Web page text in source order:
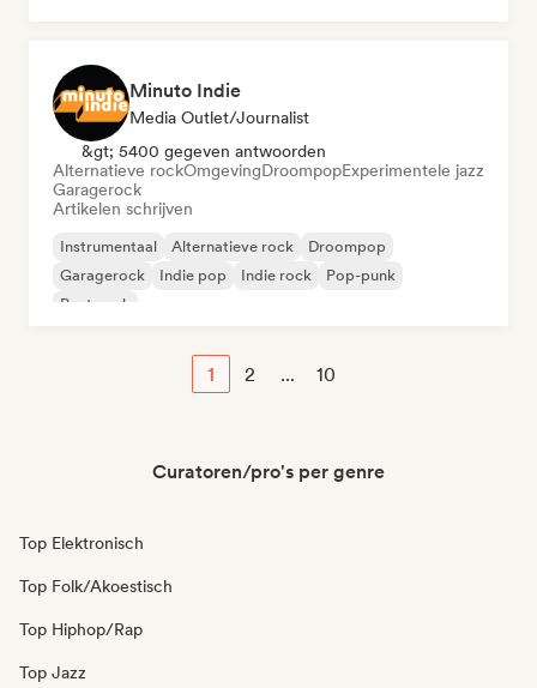
Minuto Indie
Media Outlet/Journalist
&gt; 5400 gegeven antwoorden
Alternatieve rockOmgevingDroompopExperimentele jazz
Garagerock
Artikelen schrijven
Instrumentaal Alternatieve rock
Droompop
Garagerock
Indie pop Indie rock
Pop-punk
Post punk
1 2 ... 10
Curatoren/pro's per genre
Top Elektronisch
Top Folk/Akoestisch
Top Hiphop/Rap
Top Jazz